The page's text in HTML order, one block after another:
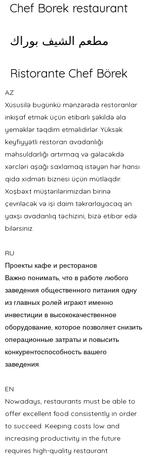
Chef Borek restaurant
مطعم الشيف بوراك
Ristorante Chef Börek
AZ
Xüsusilə bugünkü mənzərədə restoranlar
inkişaf etmək üçün etibarlı şəkildə əla
yeməklər təqdim etməlidirlər. Yüksək
keyfiyyətli restoran avadanlığı
məhsuldarlığı artırmaq və gələcəkdə
xərcləri aşağı saxlamaq istəyən hər hansı
qida xidməti biznesi üçün mütləqdir.
Xoşbəxt müştərilərimizdən birinə
çevriləcək və işi daim təkrarlayacaq ən
yaxşı avadanlıq təchizini, bizə etibar edə
bilərsiniz.
RU
Проекты кафе и ресторанов
Важно понимать, что в работе любого
заведения общественного питания одну
из главных ролей играют именно
инвестиции в высококачественное
оборудование, которое позволяет снизить
операционные затраты и повысить
конкурентоспособность вашего
заведения.
EN
Nowadays, restaurants must be able to
offer excellent food consistently in order
to succeed. Keeping costs low and
increasing productivity in the future
requires high-quality restaurant